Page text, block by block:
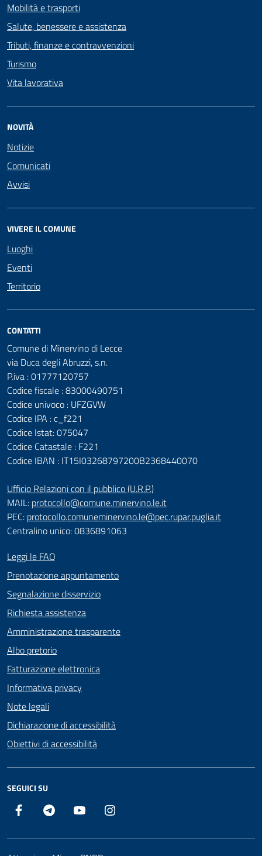
Mobilità e trasporti
Salute, benessere e assistenza
Tributi, finanze e contravvenzioni
Turismo
Vita lavorativa
NOVITÀ
Notizie
Comunicati
Avvisi
VIVERE IL COMUNE
Luoghi
Eventi
Territorio
CONTATTI
Comune di Minervino di Lecce
via Duca degli Abruzzi, s.n.
P.iva : 01777120757
Codice fiscale : 83000490751
Codice univoco : UFZGVW
Codice IPA : c_f221
Codice Istat: 075047
Codice Catastale : F221
Codice IBAN : IT15I03268797200B2368440070
Ufficio Relazioni con il pubblico (U.R.P.)
MAIL: protocollo@comune.minervino.le.it
PEC: protocollo.comuneminervino.le@pec.rupar.puglia.it
Centralino unico: 0836891063
Leggi le FAQ
Prenotazione appuntamento
Segnalazione disservizio
Richiesta assistenza
Amministrazione trasparente
Albo pretorio
Fatturazione elettronica
Informativa privacy
Note legali
Dichiarazione di accessibilità
Obiettivi di accessibilità
SEGUICI SU
Facebook Telegram YouTube